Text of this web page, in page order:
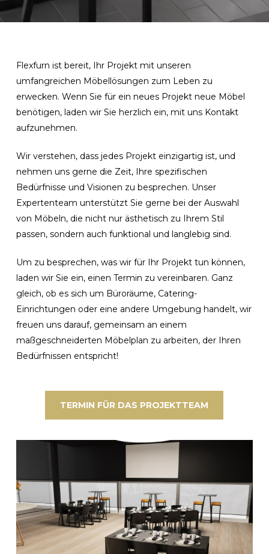
Flexfurn ist bereit, Ihr Projekt mit unseren
umfangreichen Möbellösungen zum Leben zu
erwecken. Wenn Sie für ein neues Projekt neue Möbel
benötigen, laden wir Sie herzlich ein, mit uns Kontakt
aufzunehmen.
Wir verstehen, dass jedes Projekt einzigartig ist, und
nehmen uns gerne die Zeit, Ihre spezifischen
Bedürfnisse und Visionen zu besprechen. Unser
Expertenteam unterstützt Sie gerne bei der Auswahl
von Möbeln, die nicht nur ästhetisch zu Ihrem Stil
passen, sondern auch funktional und langlebig sind.
Um zu besprechen, was wir für Ihr Projekt tun können,
laden wir Sie ein, einen Termin zu vereinbaren. Ganz
gleich, ob es sich um Büroräume, Catering-
Einrichtungen oder eine andere Umgebung handelt, wir
freuen uns darauf, gemeinsam an einem
maßgeschneiderten Möbelplan zu arbeiten, der Ihren
Bedürfnissen entspricht!
TERMIN FÜR DAS PROJEKTTEAM